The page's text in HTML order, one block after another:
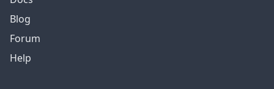
Blog
Forum
Help